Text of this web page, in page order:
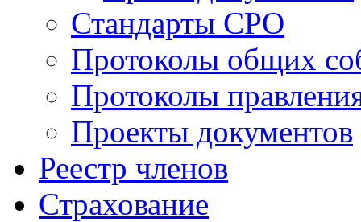
Стандарты СРО
Протоколы общих
Протоколы
Проекты документов
Реестр членов
Страхование